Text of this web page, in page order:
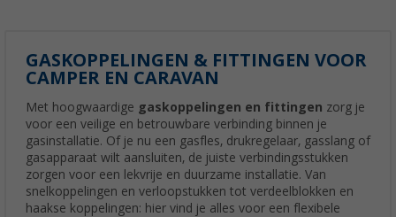
GASKOPPELINGEN & FITTINGEN VOOR
CAMPER EN CARAVAN
Met hoogwaardige gaskoppelingen en fittingen zorg je
voor een veilige en betrouwbare verbinding binnen je
gasinstallatie. Of je nu een gasfles, drukregelaar, gasslang of
gasapparaat wilt aansluiten, de juiste verbindingsstukken
zorgen voor een lekvrije en duurzame installatie. Van
snelkoppelingen en verloopstukken tot verdeelblokken en
haakse koppelingen: hier vind je alles voor een flexibele